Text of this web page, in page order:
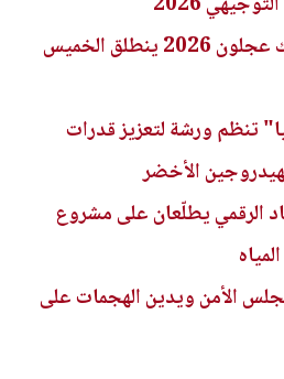
مهرجان صيف تلفريك عجلون 2026 ينطلق الخميس
تنظم ورشة لتعزيز قدرات
الأخضر
الرقمي يطلّعان على مشروع
الأمن ويدين الهجمات على